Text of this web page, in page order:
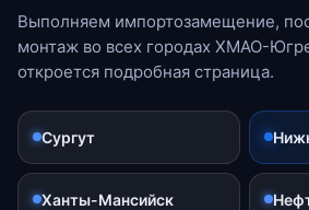
Выполняем импортозамещение,
монтаж во всех городах ХМАО-
откроется подробная страница.
Сургут
Ханты-Мансийск